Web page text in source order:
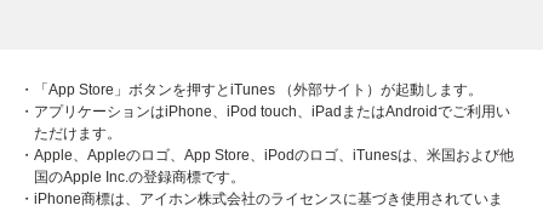
・「App Store」ボタンを押すとiTunes （外部サイト）が起動します。
・アプリケーションはiPhone、iPod touch、iPadまたはAndroidでご利用い
ただけます。
・Apple、Appleのロゴ、App Store、iPodのロゴ、iTunesは、米国および他
国のApple Inc.の登録商標です。
・iPhone商標は、アイホン株式会社のライセンスに基づき使用されていま